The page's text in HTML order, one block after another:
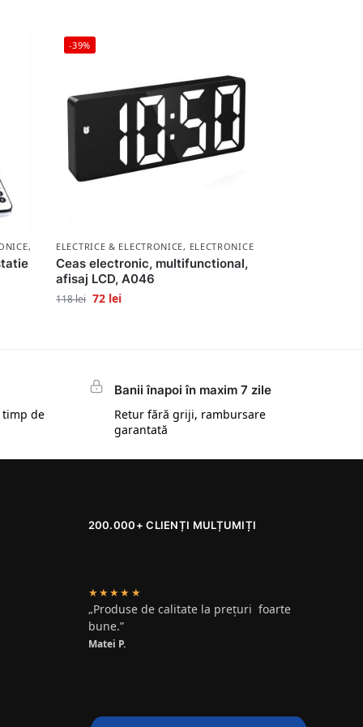
, LICHIDARE STOC
-39%
ELECTRICE & ELECTRONICE, ELECTRONICE
Ceas electronic, multifunctional,
afisaj LCD, A046
118lei 72 lei
timp de
Banii înapoi în maxim 7 zile
Retur fără griji, rambursare
garantată
200.000+ CLIENȚI MULȚUMIȚI
★★★★★
„Produse de calitate la prețuri foarte
bune.”
Matei P.